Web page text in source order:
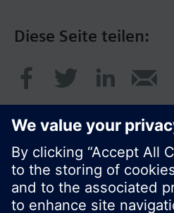
Diese Seite teilen: